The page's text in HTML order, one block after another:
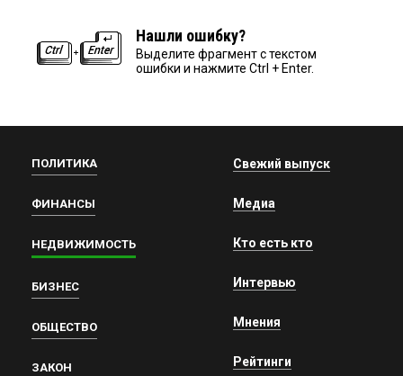
Нашли ошибку?
Выделите фрагмент с текстом
ошибки и нажмите Ctrl + Enter.
ПОЛИТИКА
ФИНАНСЫ
НЕДВИЖИМОСТЬ
БИЗНЕС
ОБЩЕСТВО
ЗАКОН
Свежий выпуск
Медиа
Кто есть кто
Интервью
Мнения
Рейтинги